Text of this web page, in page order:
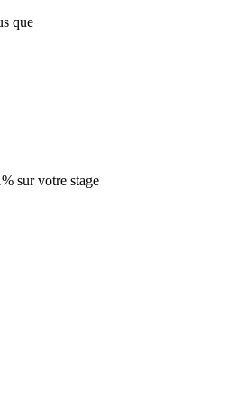
que
sur votre stage